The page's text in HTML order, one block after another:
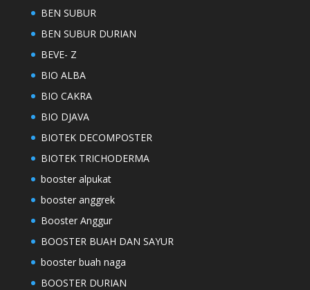
BEN SUBUR
BEN SUBUR DURIAN
BEVE- Z
BIO ALBA
BIO CAKRA
BIO DJAVA
BIOTEK DECOMPOSTER
BIOTEK TRICHODERMA
booster alpukat
booster anggrek
Booster Anggur
BOOSTER BUAH DAN SAYUR
booster buah naga
BOOSTER DURIAN